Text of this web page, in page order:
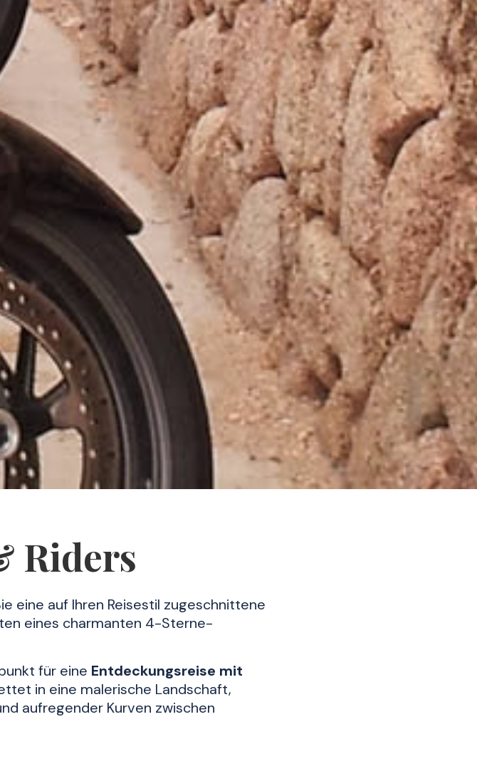
Riders
eine auf Ihren Reisestil zugeschnittene
eines charmanten 4-Sterne-
für eine Entdeckungsreise mit
in eine malerische Landschaft,
aufregender Kurven zwischen